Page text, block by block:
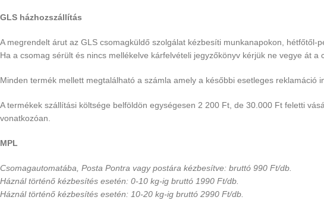
GLS házhozszállítás
A megrendelt árut az GLS csomagküldő szolgálat kézbesíti munkanapokon,
Ha a csomag sérült és nincs mellékelve kárfelvételi jegyzőkönyv kérjük ne vegye át a
Minden termék mellett megtalálható a számla amely a későbbi esetleges reklamáció
A termékek szállítási költsége belföldön egységesen 2 200 Ft, de 30.000 Ft feletti
vonatkozóan.
MPL
Csomagautomatába, Posta Pontra vagy postára kézbesítve: bruttó 990 Ft/db.
Háznál történő kézbesítés esetén: 0-10 kg-ig bruttó 1990 Ft/db.
Háznál történő kézbesítés esetén: 10-20 kg-ig bruttó 2990 Ft/db.